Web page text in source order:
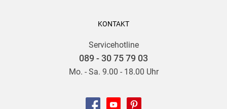
KONTAKT
Servicehotline
089 - 30 75 79 03
Mo. - Sa. 9.00 - 18.00 Uhr